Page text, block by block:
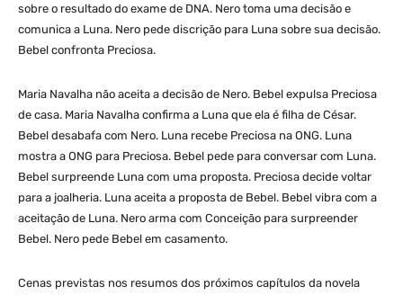
sobre o resultado do exame de DNA. Nero toma uma decisão e
comunica a Luna. Nero pede discrição para Luna sobre sua decisão.
Bebel confronta Preciosa.
Maria Navalha não aceita a decisão de Nero. Bebel expulsa Preciosa
de casa. Maria Navalha confirma a Luna que ela é filha de César.
Bebel desabafa com Nero. Luna recebe Preciosa na ONG. Luna
mostra a ONG para Preciosa. Bebel pede para conversar com Luna.
Bebel surpreende Luna com uma proposta. Preciosa decide voltar
para a joalheria. Luna aceita a proposta de Bebel. Bebel vibra com a
aceitação de Luna. Nero arma com Conceição para surpreender
Bebel. Nero pede Bebel em casamento.
Cenas previstas nos resumos dos próximos capítulos da novela